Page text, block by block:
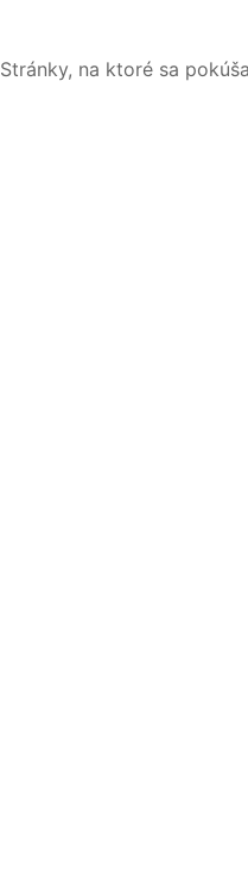
Stránky, na ktoré sa